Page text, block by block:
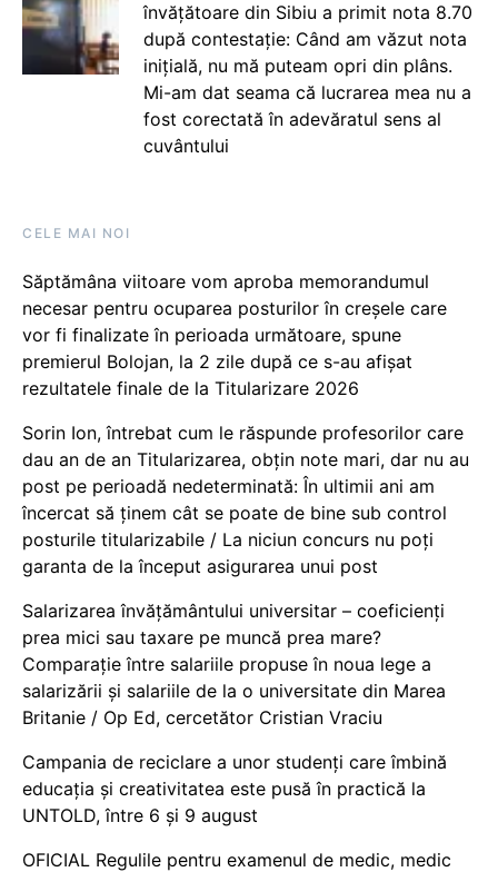
învățătoare din Sibiu a primit nota 8.70
după contestație: Când am văzut nota
inițială, nu mă puteam opri din plâns.
Mi-am dat seama că lucrarea mea nu a
fost corectată în adevăratul sens al
cuvântului
CELE MAI NOI
Săptămâna viitoare vom aproba memorandumul
necesar pentru ocuparea posturilor în creșele care
vor fi finalizate în perioada următoare, spune
premierul Bolojan, la 2 zile după ce s-au afișat
rezultatele finale de la Titularizare 2026
Sorin Ion, întrebat cum le răspunde profesorilor care
dau an de an Titularizarea, obțin note mari, dar nu au
post pe perioadă nedeterminată: În ultimii ani am
încercat să ținem cât se poate de bine sub control
posturile titularizabile / La niciun concurs nu poți
garanta de la început asigurarea unui post
Salarizarea învățământului universitar – coeficienți
prea mici sau taxare pe muncă prea mare?
Comparație între salariile propuse în noua lege a
salarizării și salariile de la o universitate din Marea
Britanie / Op Ed, cercetător Cristian Vraciu
Campania de reciclare a unor studenți care îmbină
educația și creativitatea este pusă în practică la
UNTOLD, între 6 și 9 august
OFICIAL Regulile pentru examenul de medic, medic